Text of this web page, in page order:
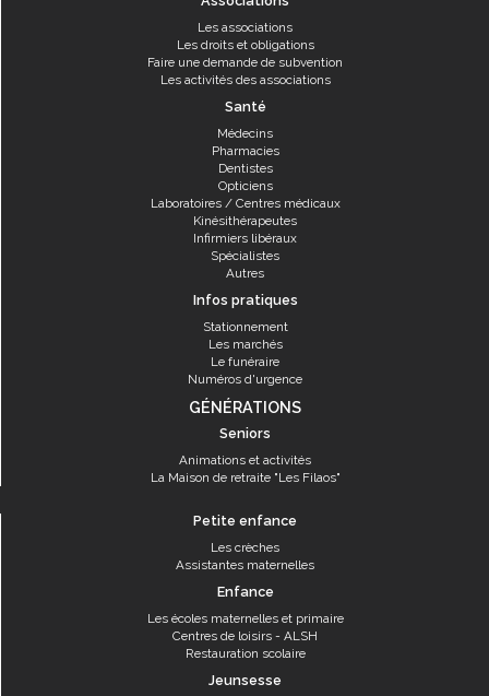
Les associations
Les droits et obligations
Faire une demande de subvention
Les activités des associations
Santé
Médecins
Pharmacies
Dentistes
Opticiens
Laboratoires / Centres médicaux
Kinésithérapeutes
Infirmiers libéraux
Spécialistes
Autres
Infos pratiques
Stationnement
Les marchés
Le funéraire
Numéros d'urgence
GÉNÉRATIONS
Seniors
Animations et activités
La Maison de retraite "Les Filaos"
Petite enfance
Les crèches
Assistantes maternelles
Enfance
Les écoles maternelles et primaire
Centres de loisirs - ALSH
Restauration scolaire
Jeunsesse